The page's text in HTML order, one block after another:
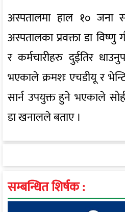
अस्पतालमा हाल १० जना
अस्पतालका प्रवक्ता डा
र कर्मचारीहरु दुईतिर
भएकाले क्रमशः एचडीयू र
सार्न उपयुक्त हुने भएकाले
डा खनालले बताए ।
सम्बन्धित शिर्षक :